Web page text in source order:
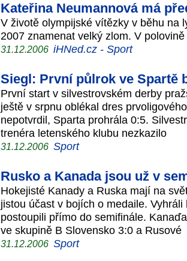
Kateřina Neumannová má
V životě olympijské vítězky v běhu na
2007 znamenat velký zlom. V
31.12.2006 iHNed.cz - Sport
Siegl: První půlrok ve Spartě
První start v silvestrovském derby
ještě v srpnu oblékal dres
nepotvrdil, Sparta prohrála 0:5.
trenéra letenského klubu nezkazilo
31.12.2006 Sport
Rusko a Kanada jsou už v
Hokejisté Kanady a Ruska mají na
jistou účast v bojích o medaile.
postoupili přímo do semifinále.
ve skupině B Slovensko 3:0 a Rusové
31.12.2006 Sport